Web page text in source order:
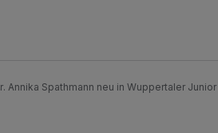
Annika Spathmann neu in Wuppertaler